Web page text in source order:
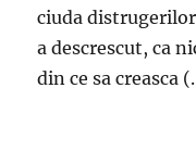
ciuda
a descrescut, ca
din ce sa creasca